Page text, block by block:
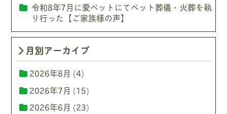
令和8年7月に愛ペットにてペット葬儀・火葬を執
り行った【ご家族様の声】
月別アーカイブ
2026年8月 (4)
2026年7月 (15)
2026年6月 (23)